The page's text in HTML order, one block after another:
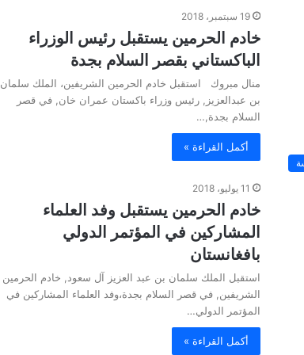
19 سبتمبر، 2018
خادم الحرمين يستقبل رئيس الوزراء
الباكستاني بقصر السلام بجدة
منال مبروك استقبل خادم الحرمين الشريفين، الملك سلمان
بن عبدالعزيز, رئيس وزراء باكستان عمران خان, في قصر
السلام بجدة,…
أكمل القراءة »
11 يوليو، 2018
خادم الحرمين يستقبل وفد العلماء
المشاركين في المؤتمر الدولي
بافغانستان
استقبل الملك سلمان بن عبد العزيز آل سعود, خادم الحرمين
الشريفين, في قصر السلام بجدة،وفد العلماء المشاركين في
المؤتمر الدولي…
أكمل القراءة »